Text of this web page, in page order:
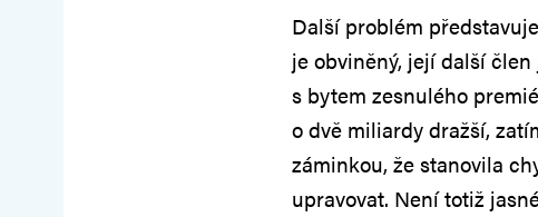
Další problém
je obviněný, její další
s bytem zesnulého
o dvě miliardy dražší,
záminkou, že stanovila
upravovat. Není totiž